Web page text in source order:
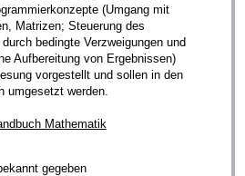
(Umgang mit
Matrizen; Steuerung des
bedingte Verzweigungen und
Aufbereitung von Ergebnissen)
vorgestellt und sollen in den
umgesetzt werden.
Mathematik
gegeben